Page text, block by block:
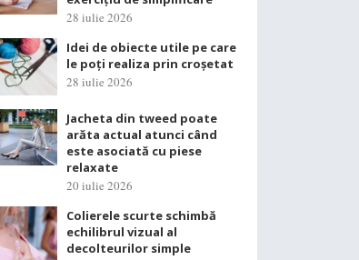
28 iulie 2026
Idei de obiecte utile pe care
le poți realiza prin croșetat
28 iulie 2026
Jacheta din tweed poate
arăta actual atunci când
este asociată cu piese
relaxate
20 iulie 2026
Colierele scurte schimbă
echilibrul vizual al
decolteurilor simple